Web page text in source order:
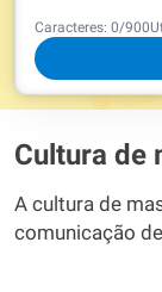
Caracteres: 0/900
Cultura de
A cultura de
comunicação